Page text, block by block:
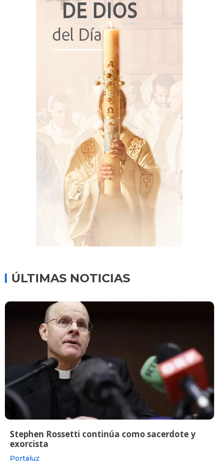
ÚLTIMAS NOTICIAS
Stephen Rossetti continúa como sacerdote y
exorcista
Portaluz